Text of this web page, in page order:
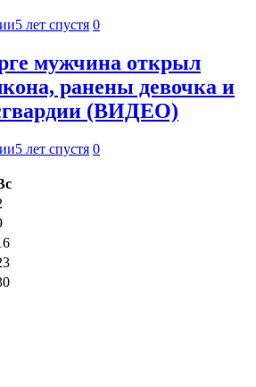
5 лет спустя 0
мужчина открыл
ранены девочка и
(ВИДЕО)
5 лет спустя 0